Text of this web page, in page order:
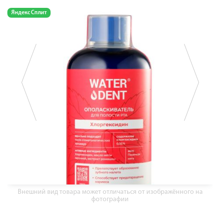
Яндекс Сплит
Внешний вид товара может отличаться от изображённого на
фотографии